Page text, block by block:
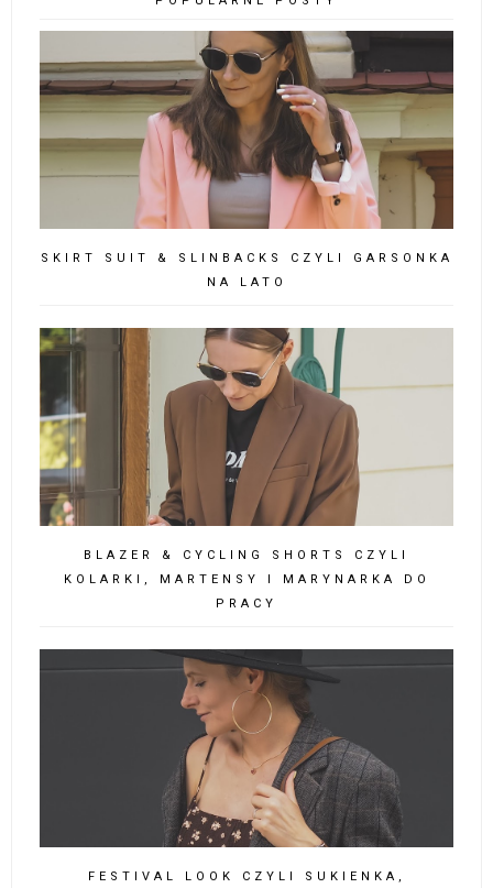
SKIRT SUIT & SLINBACKS CZYLI GARSONKA
NA LATO
BLAZER & CYCLING SHORTS CZYLI
KOLARKI, MARTENSY I MARYNARKA DO
PRACY
FESTIVAL LOOK CZYLI SUKIENKA,